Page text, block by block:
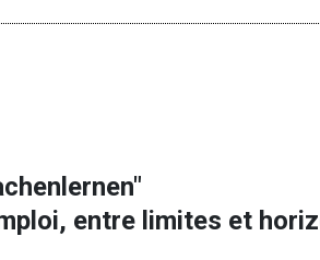
entre limites et